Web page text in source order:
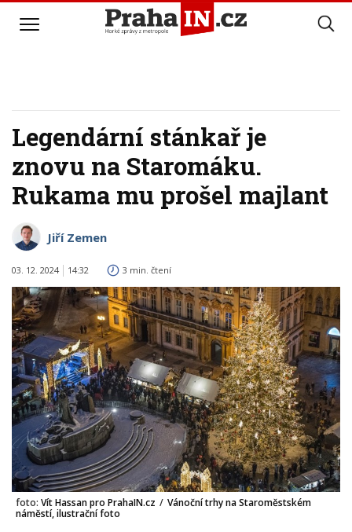
Legendární stánkař je
znovu na Staromáku.
Rukama mu prošel majlant
Jiří Zemen
03. 12. 2024 14:32 3 min. čtení
foto: Vít Hassan pro PrahaIN.cz / Vánoční trhy na Staroměstském
náměstí, ilustrační foto